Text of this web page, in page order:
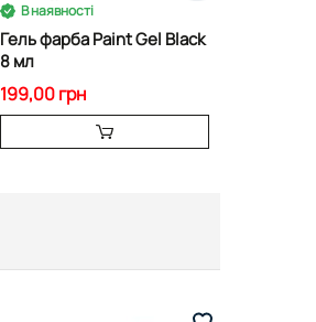
В наявності
Гель фарба Paint Gel Black
8 мл
199,00 грн